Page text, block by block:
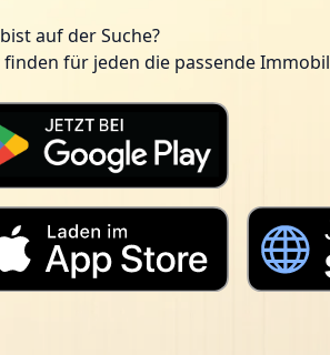
auf der Suche?
finden für jeden die passende